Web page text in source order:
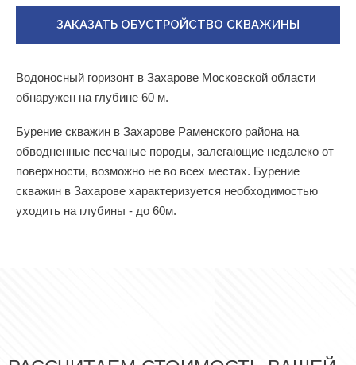
ЗАКАЗАТЬ ОБУСТРОЙСТВО СКВАЖИНЫ
Водоносный горизонт в Захарове Московской области
обнаружен на глубине 60 м.
Бурение скважин в Захарове Раменского района на
обводненные песчаные породы, залегающие недалеко от
поверхности, возможно не во всех местах. Бурение
скважин в Захарове характеризуется необходимостью
уходить на глубины - до 60м.